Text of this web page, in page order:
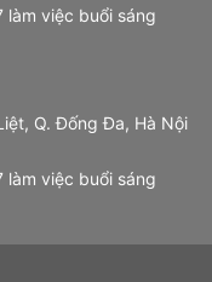
việc buổi sáng
Q. Đống Đa, Hà Nội
việc buổi sáng